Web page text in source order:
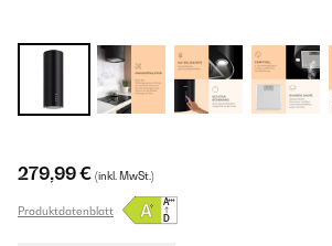
279,99 € (inkl. MwSt.)
Produktdatenblatt